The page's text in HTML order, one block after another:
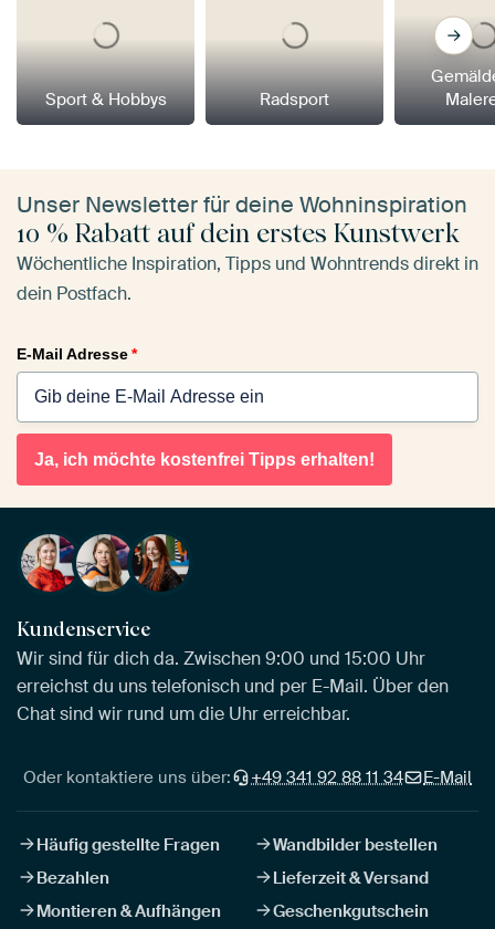
Sport & Hobbys Radsport
Unser Newsletter für deine Wohninspiration
10 % Rabatt auf dein erstes Kunstwerk
Wöchentliche Inspiration, Tipps und Wohntrends direkt in
dein Postfach.
E-Mail Adresse*
Ja, ich möchte kostenfrei Tipps erhalten!
Kundenservice
Wir sind für dich da. Zwischen 9:00 und 15:00 Uhr
erreichst du uns telefonisch und per E-Mail. Über den
Chat sind wir rund um die Uhr erreichbar.
Oder kontaktiere uns über: +49 341 92 88 11 34 E-Mail
Häufig gestellte Fragen
Wandbilder bestellen
Bezahlen
Lieferzeit & Versand
Montieren & Aufhängen
Geschenkgutschein